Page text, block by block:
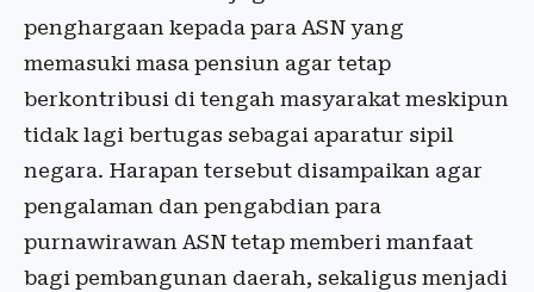
penghargaan kepada para ASN yang
memasuki masa pensiun agar tetap
berkontribusi di tengah masyarakat meskipun
tidak lagi bertugas sebagai aparatur sipil
negara. Harapan tersebut disampaikan agar
pengalaman dan pengabdian para
purnawirawan ASN tetap memberi manfaat
bagi pembangunan daerah, sekaligus menjadi